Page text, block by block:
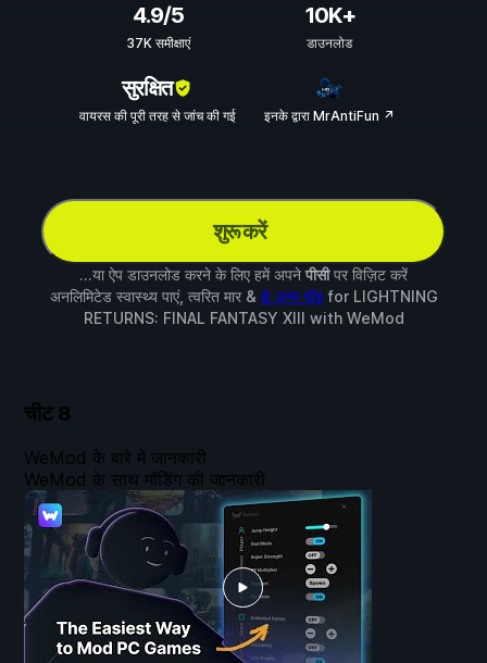
4.9/5
37K समीक्षाएं
10K+
डाउनलोड
सुरक्षित
वायरस की पूरी तरह से जांच की गई इनके द्वारा MrAntiFun ↗
शुरू करें
...या ऐप डाउनलोड करने के लिए हमें अपने पीसीपर विज़िट करें
अनलिमिटेड स्वास्थ्य पाएं, त्वरित मार & 6 अन्य मॉडfor LIGHTNING
RETURNS: FINAL FANTASY XIII with WeMod
चीट 8
WeMod के बारे में जानकारी
WeMod के साथ मॉडिंग की जानकारी